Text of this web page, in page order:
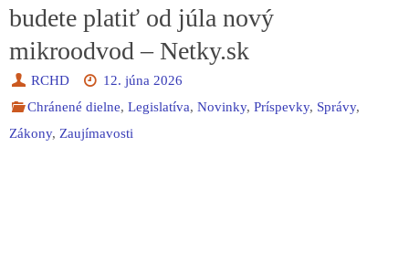
budete platiť od júla nový
mikroodvod – Netky.sk
RCHD
12. júna 2026
Chránené dielne,Legislatíva,Novinky,Príspevky, Správy,
Zákony, Zaujímavosti